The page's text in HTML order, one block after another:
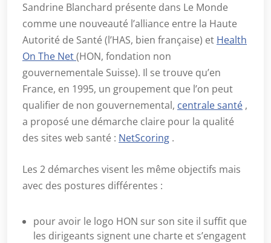
Sandrine Blanchard présente dans Le Monde
comme une nouveauté l’alliance entre la Haute
Autorité de Santé (l’HAS, bien française) et Health
On The Net(HON, fondation non
gouvernementale Suisse). Il se trouve qu’en
France, en 1995, un groupement que l’on peut
qualifier de non gouvernemental, centrale santé ,
a proposé une démarche claire pour la qualité
des sites web santé : NetScoring .
Les 2 démarches visent les même objectifs mais
avec des postures différentes :
pour avoir le logo HON sur son site il suffit que
les dirigeants signent une charte et s’engagent